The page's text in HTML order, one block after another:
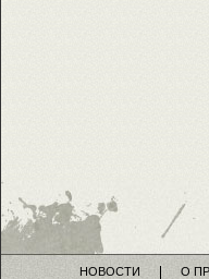
НОВОСТИ О